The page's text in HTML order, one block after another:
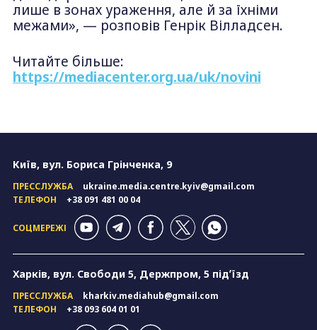
лише в зонах ураження, але й за їхніми
межами», — розповів Генрік Вілладсен.
Читайте більше:
https://mediacenter.org.ua/uk/novini
Київ, вул. Бориса Грінченка, 9
ПРЕССЛУЖБА
ukraine.media.centre.kyiv@gmail.com
ТЕЛЕФОН
+38 091 481 00 04
СОЦМЕРЕЖІ
Харків, вул. Свободи 5, Держпром, 5 підʼїзд
ПРЕССЛУЖБА
kharkiv.mediahub@gmail.com
ТЕЛЕФОН
+38 093 604 01 01